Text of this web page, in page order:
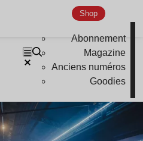
Shop
Abonnement
Magazine
Anciens numéros
Goodies